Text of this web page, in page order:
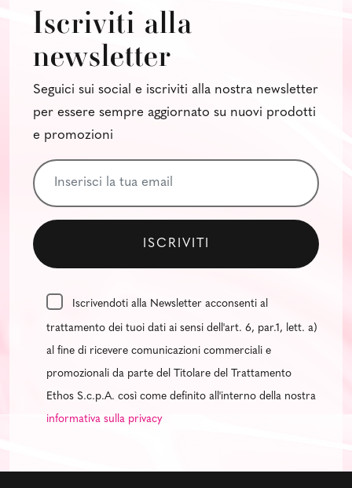
Iscriviti alla
newsletter
Seguici sui social e iscriviti alla nostra newsletter
per essere sempre aggiornato su nuovi prodotti
e promozioni
Iscrivendoti alla Newsletter acconsenti al
trattamento dei tuoi dati ai sensi dell'art. 6, par.1, lett. a)
al fine di ricevere comunicazioni commerciali e
promozionali da parte del Titolare del Trattamento
Ethos S.c.p.A. così come definito all'interno della nostra
informativa sulla privacy